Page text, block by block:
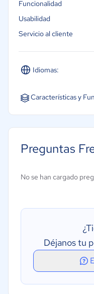
Idiomas:
Español Inglés
Funcionalidad
Usabilidad
Servicio al cliente
Características y
Reconocimiento
Chatbot
Panel de
Preguntas
No se han cargado
Déjanos tu